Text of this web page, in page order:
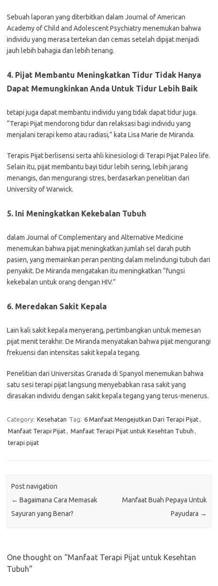
Sebuah laporan yang diterbitkan dalam Journal of American
Academy of Child and Adolescent Psychiatry menemukan bahwa
individu yang merasa tertekan dan cemas setelah dipijat menjadi
jauh lebih bahagia dan lebih tenang.
4. Pijat Membantu Meningkatkan Tidur Tidak Hanya
Dapat Memungkinkan Anda Untuk Tidur Lebih Baik
tetapi juga dapat membantu individu yang tidak dapat tidur juga.
“Terapi Pijat mendorong tidur dan relaksasi bagi individu yang
menjalani terapi kemo atau radiasi,” kata Lisa Marie de Miranda.
Terapis Pijat berlisensi serta ahli kinesiologi di Terapi Pijat Paleo life.
Selain itu, pijat membantu bayi tidur lebih sering, lebih jarang
menangis, dan mengurangi stres, berdasarkan penelitian dari
University of Warwick.
5. Ini Meningkatkan Kekebalan Tubuh
dalam Journal of Complementary and Alternative Medicine
menemukan bahwa pijat meningkatkan jumlah sel darah putih
pasien, yang memainkan peran penting dalam melindungi tubuh dari
penyakit. De Miranda mengatakan itu meningkatkan “fungsi
kekebalan untuk orang dengan HIV.”
6. Meredakan Sakit Kepala
Lain kali sakit kepala menyerang, pertimbangkan untuk memesan
pijat menit terakhir. De Miranda menyatakan bahwa pijat mengurangi
frekuensi dan intensitas sakit kepala tegang.
Penelitian dari Universitas Granada di Spanyol menemukan bahwa
satu sesi terapi pijat langsung menyebabkan rasa sakit yang
dirasakan individu dengan sakit kepala tegang yang terus-menerus.
Category: Kesehatan Tag: 6 Manfaat Mengejutkan Dari Terapi Pijat,
Manfaat Terapi Pijat, Manfaat Terapi Pijat untuk Kesehtan Tubuh ,
terapi pijat
Post navigation
← Bagaimana Cara Memasak
Sayuran yang Benar?
Manfaat Buah Pepaya Untuk
Payudara →
One thought on “Manfaat Terapi Pijat untuk Kesehtan
Tubuh”